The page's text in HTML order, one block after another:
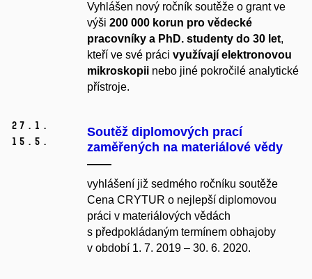
Vyhlášen nový ročník soutěže o grant ve
výši 200 000 korun pro vědecké
pracovníky a PhD. studenty do 30 let,
kteří ve své práci využívají elektronovou
mikroskopii nebo jiné pokročilé analytické
přístroje.
27. 1.
15. 5.
Soutěž diplomových prací
zaměřených na materiálové vědy
vyhlášení již sedmého ročníku soutěže
Cena CRYTUR o nejlepší diplomovou
práci v materiálových vědách
s předpokládaným termínem obhajoby
v období 1. 7. 2019 – 30. 6. 2020.